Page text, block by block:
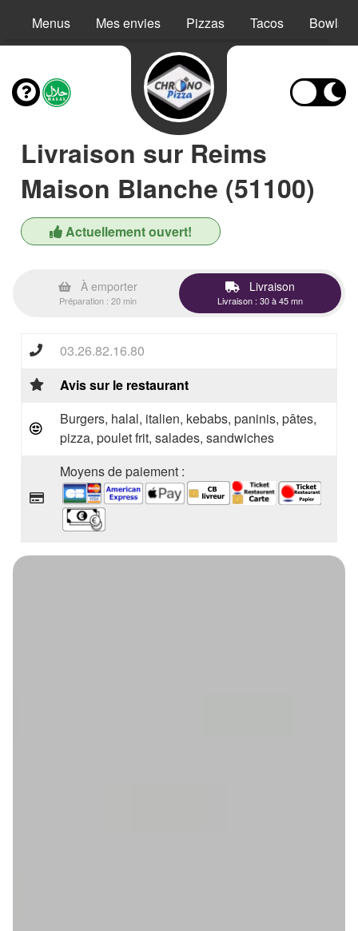
Menus Mes envies Pizzas Tacos Bowls
Livraison sur Reims
Maison Blanche (51100)
Actuellement ouvert!
À emporter
Préparation : 20 min
Livraison
Livraison : 30 à 45 mn
03.26.82.16.80
Avis sur le restaurant
Burgers, halal, italien, kebabs, paninis, pâtes,
pizza, poulet frit, salades, sandwiches
Moyens de paiement :